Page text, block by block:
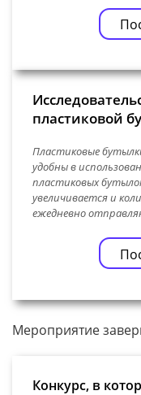
пластиковой
Пластиковые
удобны в
пластиковых
увеличивается и
ежедневно
Мероприятие
Конкурс, в